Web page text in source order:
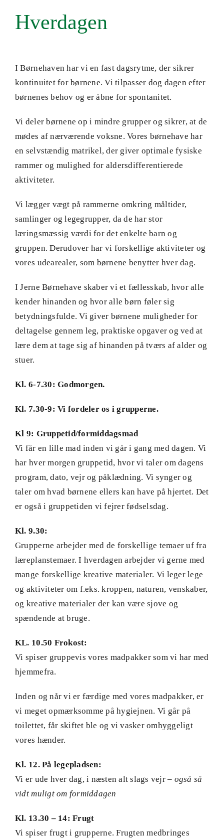
Hverdagen
I Børnehaven har vi en fast dagsrytme, der sikrer
kontinuitet for børnene. Vi tilpasser dog dagen efter
børnenes behov og er åbne for spontanitet.
Vi deler børnene op i mindre grupper og sikrer, at de
mødes af nærværende voksne. Vores børnehave har
en selvstændig matrikel, der giver optimale fysiske
rammer og mulighed for aldersdifferentierede
aktiviteter.
Vi lægger vægt på rammerne omkring måltider,
samlinger og legegrupper, da de har stor
læringsmæssig værdi for det enkelte barn og
gruppen. Derudover har vi forskellige aktiviteter og
vores udearealer, som børnene benytter hver dag.
I Jerne Børnehave skaber vi et fællesskab, hvor alle
kender hinanden og hvor alle børn føler sig
betydningsfulde. Vi giver børnene muligheder for
deltagelse gennem leg, praktiske opgaver og ved at
lære dem at tage sig af hinanden på tværs af alder og
stuer.
Kl. 6-7.30: Godmorgen.
Kl. 7.30-9: Vi fordeler os i grupperne.
Kl 9: Gruppetid/formiddagsmad
Vi får en lille mad inden vi går i gang med dagen. Vi
har hver morgen gruppetid, hvor vi taler om dagens
program, dato, vejr og påklædning. Vi synger og
taler om hvad børnene ellers kan have på hjertet. Det
er også i gruppetiden vi fejrer fødselsdag.
Kl. 9.30:
Grupperne arbejder med de forskellige temaer uf fra
læreplanstemaer. I hverdagen arbejder vi gerne med
mange forskellige kreative materialer. Vi leger lege
og aktiviteter om f.eks. kroppen, naturen, venskaber,
og kreative materialer der kan være sjove og
spændende at bruge.
KL. 10.50 Frokost:
Vi spiser gruppevis vores madpakker som vi har med
hjemmefra.
Inden og når vi er færdige med vores madpakker, er
vi meget opmærksomme på hygiejnen. Vi går på
toilettet, får skiftet ble og vi vasker omhyggeligt
vores hænder.
Kl. 12. På legepladsen:
Vi er ude hver dag, i næsten alt slags vejr – også så
vidt muligt om formiddagen
Kl. 13.30 – 14: Frugt
Vi spiser frugt i grupperne. Frugten medbringes